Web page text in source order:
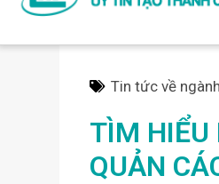
Tin tức về
TÌM HIỂU
QUẢN